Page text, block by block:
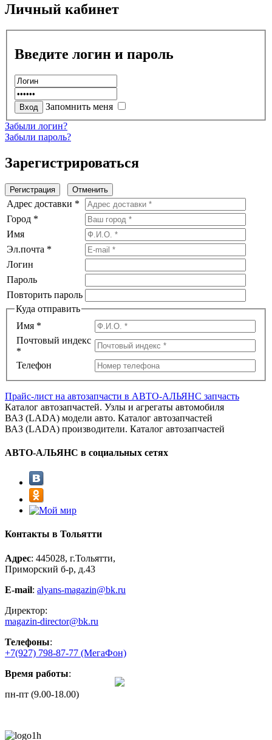
Личный кабинет
Введите логин и пароль
Запомнить меня
Забыли логин?
Забыли пароль?
Зарегистрироваться
Регистрация Отменить
Адрес доставки *
Город *
Имя
Эл.почта *
Логин
Пароль
Повторить пароль
Куда отправить
Имя *
Почтовый индекс
*
Телефон
Прайс-лист на автозапчасти в АВТО-АЛЬЯНС запчасть
Каталог автозапчастей. Узлы и агрегаты автомобиля
ВАЗ (LADA) модели авто. Каталог автозапчастей
ВАЗ (LADA) производители. Каталог автозапчастей
АВТО-АЛЬЯНС в социальных сетях
Контакты в Тольятти
Адрес: 445028, г.Тольятти,
Приморский б-р, д.43
E-mail: alyans-magazin@bk.ru
Директор:
magazin-director@bk.ru
Телефоны:
+7(927) 798-87-77 (МегаФон)
Время работы:
пн-пт (9.00-18.00)